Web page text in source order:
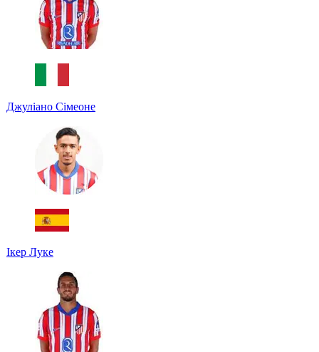
Джуліано Сімеоне
Ікер Луке